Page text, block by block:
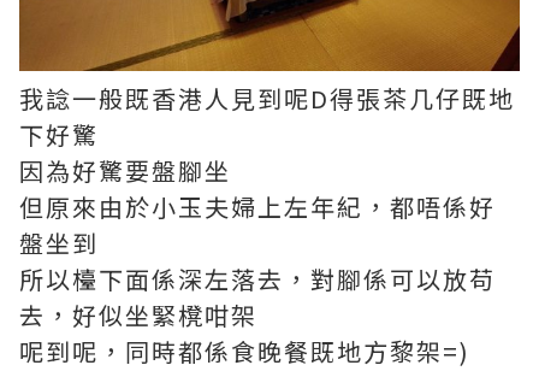
我諗一般既香港人見到呢D得張茶几仔既地
下好驚
因為好驚要盤腳坐
但原來由於小玉夫婦上左年紀，都唔係好
盤坐到
所以檯下面係深左落去，對腳係可以放苟
去，好似坐緊櫈咁架
呢到呢，同時都係食晚餐既地方黎架=)